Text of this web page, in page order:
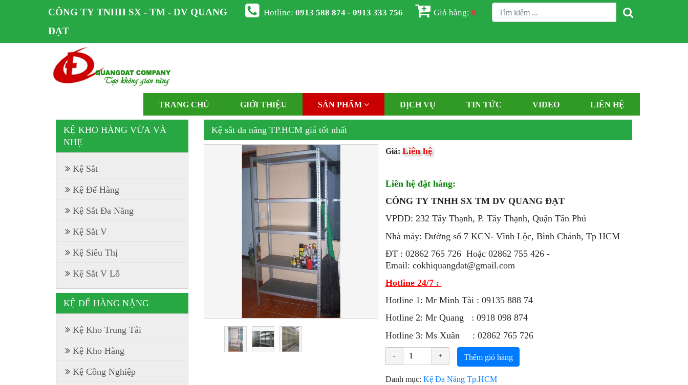
CÔNG TY TNHH SX - TM - DV QUANG
ĐẠT
Hotline:0913 588 874 - 0913 333 756 Giỏ hàng:0
TRANG CHỦ GIỚI THIỆU SẢN PHẨM DỊCH VỤ TIN TỨC VIDEO LIÊN HỆ
Kệ sắt đa năng TP.HCM giá tốt nhất
Giá: Liên hệ
Liên hệ đặt hàng:
CÔNG TY TNHH SX TM DV QUANG ĐẠT
VPDD: 232 Tây Thạnh, P. Tây Thạnh, Quận Tân Phú
Nhà máy: Đường số 7 KCN- Vĩnh Lộc, Bình Chánh, Tp HCM
ÐT : 02862 765 726 Hoặc 02862 755 426 -
Email: cokhiquangdat@gmail.com
Hotline 24/7 :
Hotline 1: Mr Minh Tài : 09135 888 74
Hotline 2: Mr Quang : 0918 098 874
Hotline 3: Ms Xuân : 02862 765 726
Thêm giỏ hàng
Danh mục: Kệ Đa Năng Tp.HCM
KỆ KHO HÀNG VỪA VÀ
NHẸ
Kệ Sắt
Kệ Để Hàng
Kệ Sắt Đa Năng
Kệ Sắt V
Kệ Siêu Thị
Kệ Sắt V Lỗ
KỆ ĐỂ HÀNG NẶNG
Kệ Kho Trung Tải
Kệ Kho Hàng
Kệ Công Nghiệp